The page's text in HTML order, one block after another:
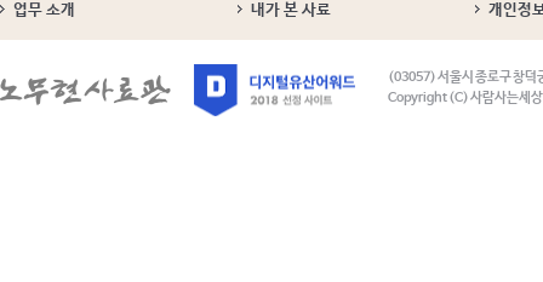
업무 소개
내가 본 사료 개인정
(03057) 서울시 종로구 창덕
Copyright (C) 사람사는세